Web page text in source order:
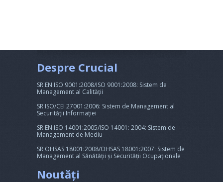
Despre Crucial
SR EN ISO 9001:2008/ISO 9001:2008: Sistem de
Management al Calității
SR ISO/CEI 27001:2006: Sistem de Management al
Securității Informației
SR EN ISO 14001:2005/ISO 14001: 2004: Sistem de
Management de Mediu
SR OHSAS 18001:2008/OHSAS 18001:2007: Sistem de
Management al Sănătății și Securității Ocupaționale
Noutăți